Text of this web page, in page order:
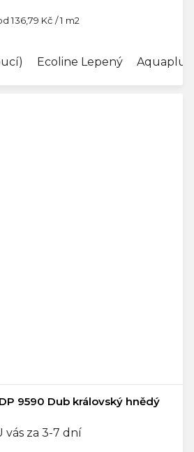
136,79 Kč / 1 m2
Ecoline Lepený Aquaplus
9590 Dub královský hnědý
vás za 3-7 dní